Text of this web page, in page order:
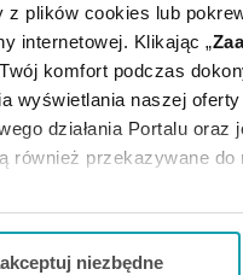
z plików cookies lub
internetowej. Klikając „
komfort podczas
wyświetlania naszej
działania Portalu
również przekazywane
dostosować swoją
niezbędne
, który nie posiada
ani informacji